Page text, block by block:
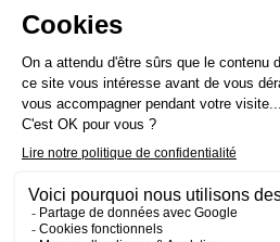
Contactez-nous
LinkedIn
Instagram
Facebook
Youtube
Pinterest